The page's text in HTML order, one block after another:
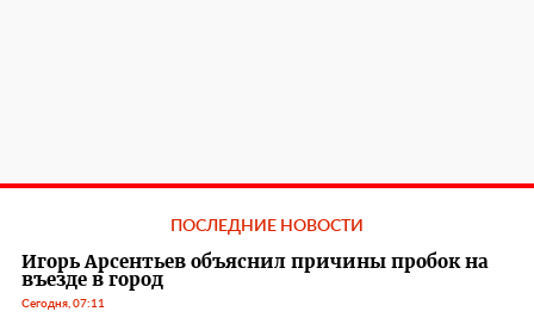
ПОСЛЕДНИЕ НОВОСТИ
Игорь Арсентьев объяснил причины пробок на
въезде в город
Сегодня, 07:11